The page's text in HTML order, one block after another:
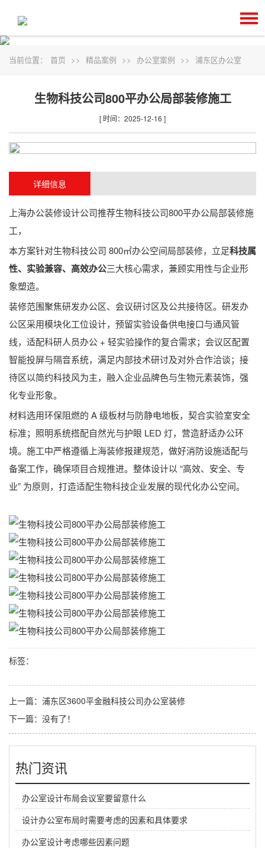
当前位置： 首页 >> 精品案例 >> 办公室案例 >> 浦东区办公室
生物科技公司800平办公局部装修施工
[ 时间：2025-12-16 ]
详细信息
上海办公装修设计公司推荐生物科技公司800平办公局部装修施
工，
本方案针对生物科技公司 800㎡办公空间局部装修，立足科技属
性、实验兼容、高效办公三大核心需求，兼顾实用性与企业形
象塑造。
装修范围聚焦研发办公区、会议研讨区及公共接待区。研发办
公区采用模块化工位设计，预留实验设备供电接口与通风管
线，适配科研人员办公 + 轻实验操作的复合需求；会议区配置
智能投屏与隔音系统，满足内部技术研讨及对外合作洽谈；接
待区以简约科技风为主，融入企业品牌色与生物元素装饰，强
化专业形象。
材料选用环保阻燃的 A 级板材与防静电地板，契合实验室安全
标准；照明系统搭配自然光与护眼 LED 灯，营造舒适办公环
境。施工中严格遵循上海装修报建规范，做好消防设施适配与
备案工作，确保项目合规推进。整体设计以 “高效、安全、专
业” 为原则，打造适配生物科技企业发展的现代化办公空间。
标签：
上一篇： 浦东区3600平金融科技公司办公室装修
下一篇：没有了！
热门资讯
办公室设计布局会议室要留意什么
设计办公室布局时需要考虑的因素和具体要求
办公室设计考虑哪些因素问题